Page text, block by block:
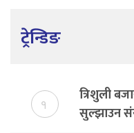
ट्रेन्डिङ
१
त्रिशुली
सुल्झाउन